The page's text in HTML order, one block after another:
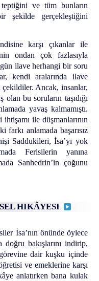
teptiğini ve tüm bunların
şekilde gerçekleştiğini
karşı çıkanlar ile
ondan çok fazlasıyla
ilave herhangi bir soru
kendi aralarında ilave
çekildiler. Ancak, insanlar,
bu soruların taşıdığı
yavaş kalmamıştı.
ile düşmanlarının
anlamada başarısız
Saddukileri, İsa’yı yok
Ferisilerin yanına
Sanhedrin’in çoğunu
HIKÂYESI
İsa’nın önünde öylece
bakışlarını indirip,
dair kuşku içinde
ve emeklerine karşı
anlatırken bana kulak